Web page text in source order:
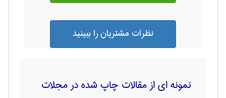
نظرات مشتریان را ببینید
نمونه ای از مقالات چاپ شده در مجلات